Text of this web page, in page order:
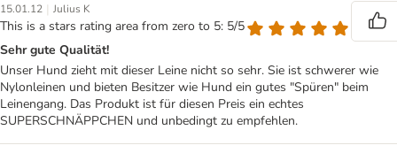
15.01.12 | Julius K
This is a stars rating area from zero to 5: 5/5
Sehr gute Qualität!
Unser Hund zieht mit dieser Leine nicht so sehr. Sie ist schwerer wie
Nylonleinen und bieten Besitzer wie Hund ein gutes "Spüren" beim
Leinengang. Das Produkt ist für diesen Preis ein echtes
SUPERSCHNÄPPCHEN und unbedingt zu empfehlen.